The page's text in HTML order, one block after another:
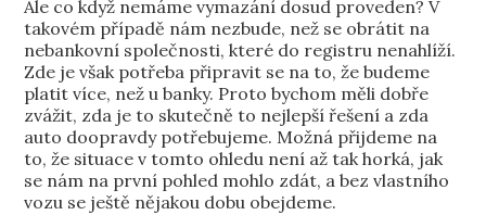
Ale co když nemáme vymazání dosud proveden? V
takovém případě nám nezbude, než se obrátit na
nebankovní společnosti, které do registru nenahlíží.
Zde je však potřeba připravit se na to, že budeme
platit více, než u banky. Proto bychom měli dobře
zvážit, zda je to skutečně to nejlepší řešení a zda
auto doopravdy potřebujeme. Možná přijdeme na
to, že situace v tomto ohledu není až tak horká, jak
se nám na první pohled mohlo zdát, a bez vlastního
vozu se ještě nějakou dobu obejdeme.